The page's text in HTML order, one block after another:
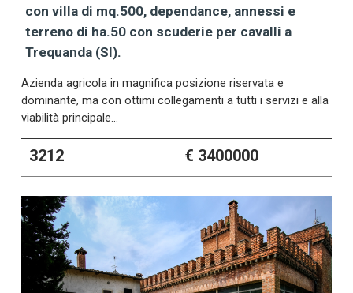
con villa di mq.500, dependance, annessi e
terreno di ha.50 con scuderie per cavalli a
Trequanda (SI).
Azienda agricola in magnifica posizione riservata e
dominante, ma con ottimi collegamenti a tutti i servizi e alla
viabilità principale…
3212 € 3400000